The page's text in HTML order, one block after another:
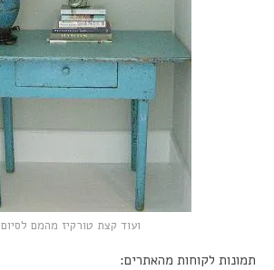
ועוד קצת טורקיז מהמם לסיום
תמונות לקוחות מהאתרים: